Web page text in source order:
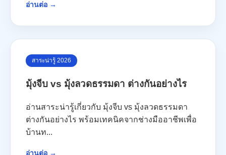
อ่านต่อ →
สาระน่ารู้ 2026
มุ้งจีบ vs มุ้งลวดธรรมดา ต่างกันอย่างไร
อ่านสาระน่ารู้เกี่ยวกับ มุ้งจีบ vs มุ้งลวดธรรมดา
ต่างกันอย่างไร พร้อมเทคนิคจากช่างมืออาชีพเพื่อ
บ้านท...
อ่านต่อ →